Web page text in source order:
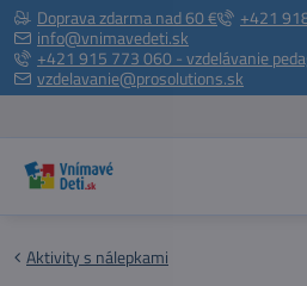
Doprava zdarma nad 60 €
+421
info@vnimavedeti.sk
+421 915 773 060 - vzdelávanie
vzdelavanie@prosolutions.sk
Aktivity s nálepkami